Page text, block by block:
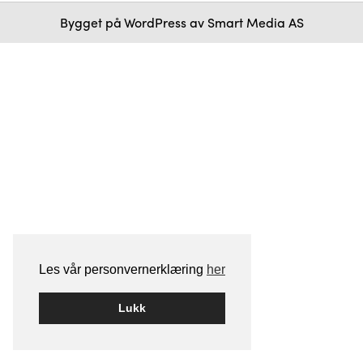
Les vår personvernerklæring her
Lukk
Bygget påWordPressav Smart Media AS